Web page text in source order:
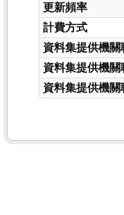
更新頻率
計費方式
資料集提供機關
資料集提供機
資料集提供機關